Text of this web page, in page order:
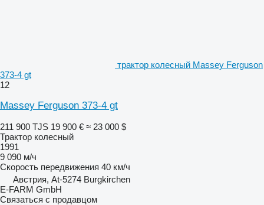
трактор колесный Massey Ferguson
373-4 gt
12
Massey Ferguson 373-4 gt
211 900 TJS 19 900 € ≈ 23 000 $
Трактор колесный
1991
9 090 м/ч
Скорость передвижения 40 км/ч
Австрия, At-5274 Burgkirchen
E-FARM GmbH
Связаться с продавцом